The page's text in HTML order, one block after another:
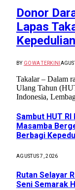
Donor
Lapas
BY GOWA TERKINI
Takalar – Dalam
Ulang Tahun
Indonesia,
Sambut HUT
Masamba
Berbagi
AGUSTUS 7, 2026
Rutan Selayar
Seni Semarak